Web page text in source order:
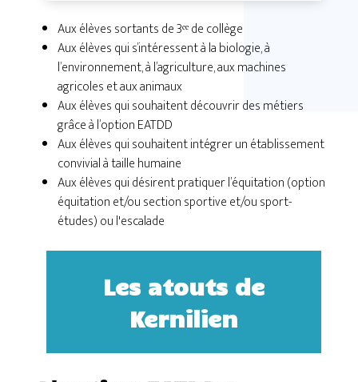
Aux élèves sortants de 3ᵉᵉ de collège
Aux élèves qui s’intéressent à la biologie, à
l’environnement, à l’agriculture, aux machines
agricoles et aux animaux
Aux élèves qui souhaitent découvrir des métiers
grâce à l’option EATDD
Aux élèves qui souhaitent intégrer un établissement
convivial à taille humaine
Aux élèves qui désirent pratiquer l’équitation (option
équitation et/ou section sportive et/ou sport-
études) ou l'escalade
Les atouts de
Kernilien